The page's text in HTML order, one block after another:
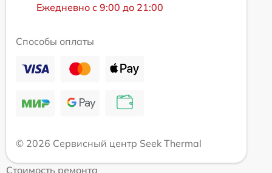
Ежедневно с 9:00 до 21:00
Способы оплаты
© 2026 Сервисный центр Seek Thermal
Стоимость ремонта